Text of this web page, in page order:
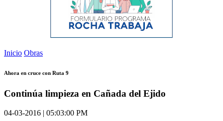
Inicio Obras
Ahora en cruce con Ruta 9
Continúa limpieza en Cañada del Ejido
04-03-2016 | 05:03:00 PM